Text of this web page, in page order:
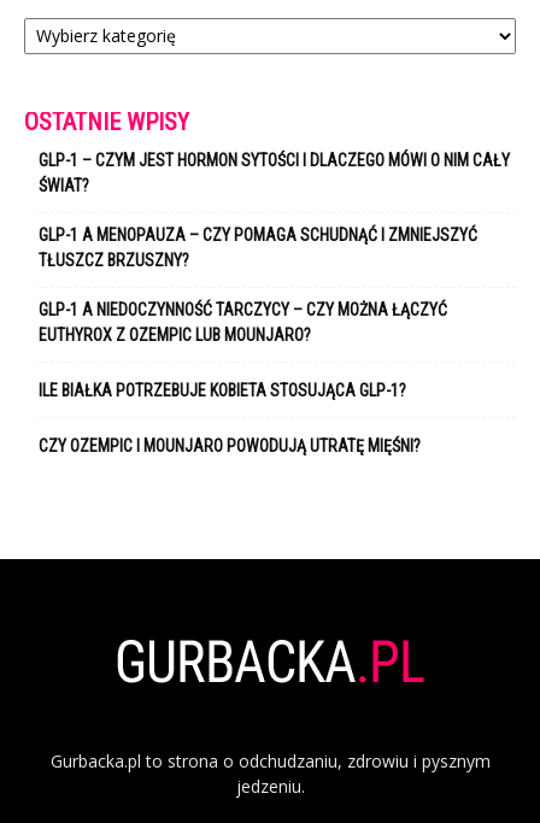
Kategorie
OSTATNIE WPISY
GLP-1 – CZYM JEST HORMON SYTOŚCI I DLACZEGO MÓWI O NIM CAŁY
ŚWIAT?
GLP-1 A MENOPAUZA – CZY POMAGA SCHUDNĄĆ I ZMNIEJSZYĆ
TŁUSZCZ BRZUSZNY?
GLP-1 A NIEDOCZYNNOŚĆ TARCZYCY – CZY MOŻNA ŁĄCZYĆ
EUTHYROX Z OZEMPIC LUB MOUNJARO?
ILE BIAŁKA POTRZEBUJE KOBIETA STOSUJĄCA GLP-1?
CZY OZEMPIC I MOUNJARO POWODUJĄ UTRATĘ MIĘŚNI?
Gurbacka.pl to strona o odchudzaniu, zdrowiu i pysznym
jedzeniu.